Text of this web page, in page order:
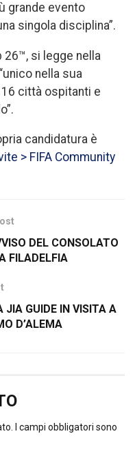
grande evento
singola disciplina”.
26™, si legge nella
nella sua
città ospitanti e
candidatura è
> FIFA Community
DEL CONSOLATO
FILADELFIA
JIA GUIDE IN VISITA A
D’ALEMA
I campi obbligatori sono